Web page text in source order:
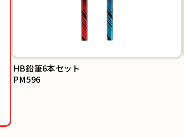
HB鉛筆6本セット
PM596